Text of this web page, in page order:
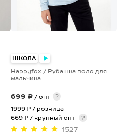
ШКОЛА
Happyfox / Рубашка поло для
мальчика
699 ₽ / опт
?
1999 ₽ / розница
669 ₽ / крупный опт
?
1527